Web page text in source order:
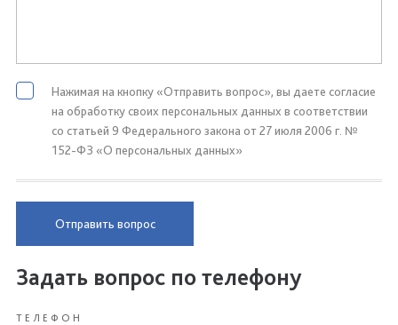
Нажимая на кнопку «Отправить вопрос», вы даете согласие
на обработку своих персональных данных в соответствии
со статьей 9 Федерального закона от 27 июля 2006 г. №
152-ФЗ «О персональных данных»
Отправить вопрос
Задать вопрос по телефону
ТЕЛЕФОН